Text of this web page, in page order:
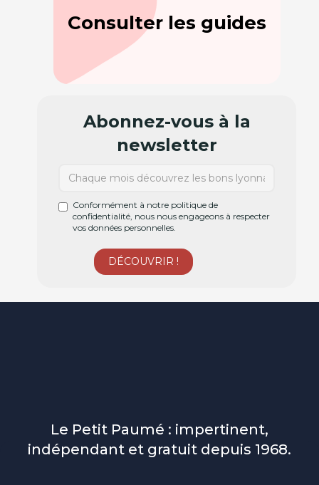
Consulter les guides
Abonnez-vous à la
newsletter
Conformément à notre politique de
confidentialité, nous nous engageons à respecter
vos données personnelles.
Le Petit Paumé : impertinent,
indépendant et gratuit depuis 1968.